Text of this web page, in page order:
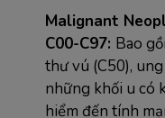
Malignant
C00-C97: Bao
thư vú (C50),
những khối u có
hiểm đến tính